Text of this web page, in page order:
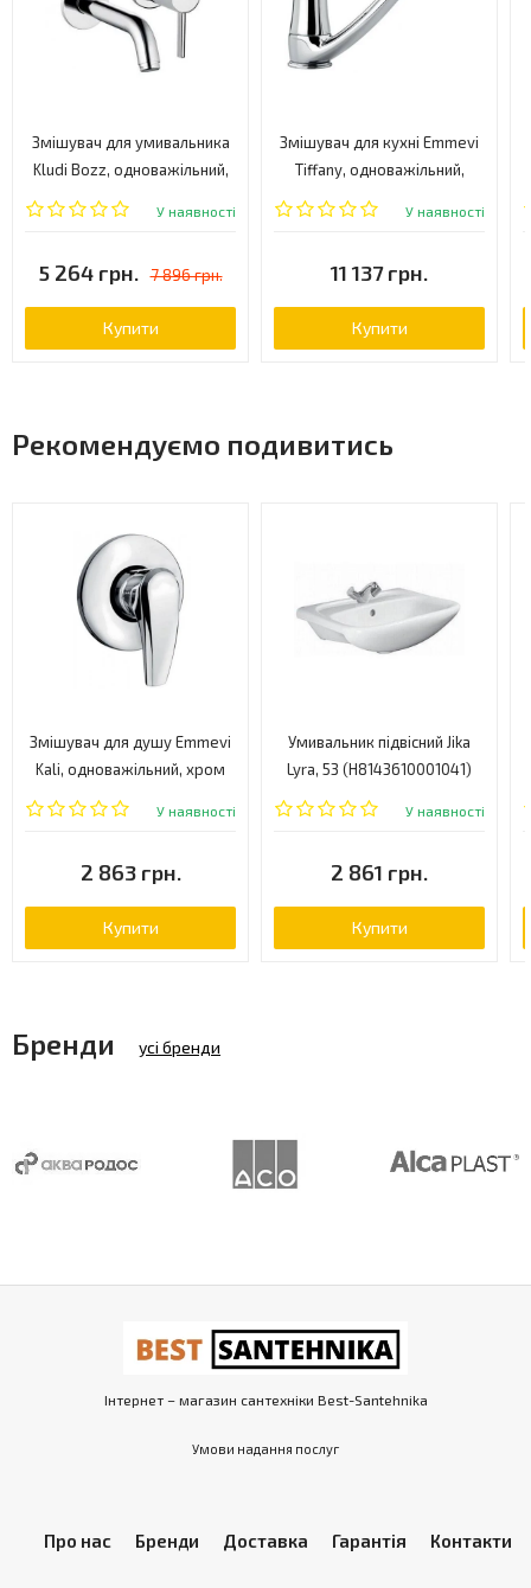
Змішувач для умивальника
Kludi Bozz, одноважільний,
хром (382450576)
У наявності
5 264 грн. 7 896 грн.
Купити
Змішувач для кухні Emmevi
Tiffany, одноважільний,
граніт (GBE6095)
У наявності
11 137 грн.
Купити
Рекомендуємо подивитись
Змішувач для душу Emmevi
Kali, одноважільний, хром
(CR75009)
У наявності
2 863 грн.
Купити
Умивальник підвісний Jika
Lyra, 53 (H8143610001041)
У наявності
2 861 грн.
Купити
Бренди усі бренди
Інтернет – магазин сантехніки Best-Santehnika
Умови надання послуг
Про нас Бренди Доставка Гарантія Контакти